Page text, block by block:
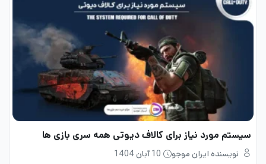
سیستم مورد نیاز برای کالاف دیوتی همه سری بازی ها
نویسنده ایران موجو
10 آبان 1404